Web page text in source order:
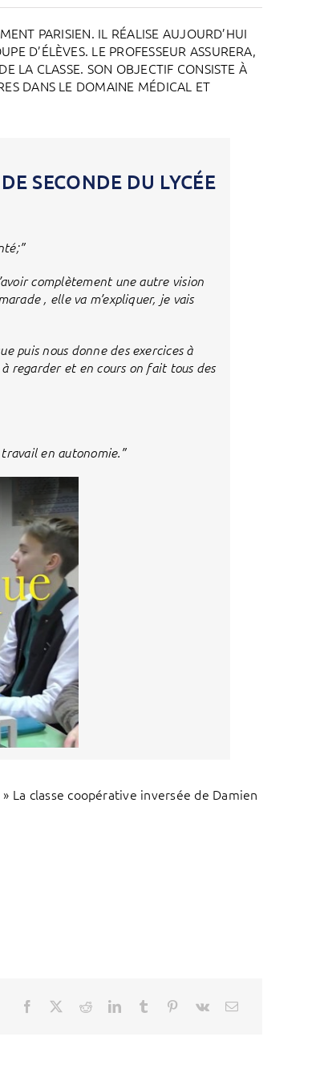
PARISIEN. IL RÉALISE AUJOURD’HUI
D’ÉLÈVES. LE PROFESSEUR ASSURERA,
LA CLASSE. SON OBJECTIF CONSISTE À
DANS LE DOMAINE MÉDICAL ET
SECONDE DU LYCÉE
complètement une autre vision
, elle va m’expliquer, je vais
puis nous donne des exercices à
à regarder et en cours on fait tous des
travail en autonomie.”
La classe coopérative inversée de Damien